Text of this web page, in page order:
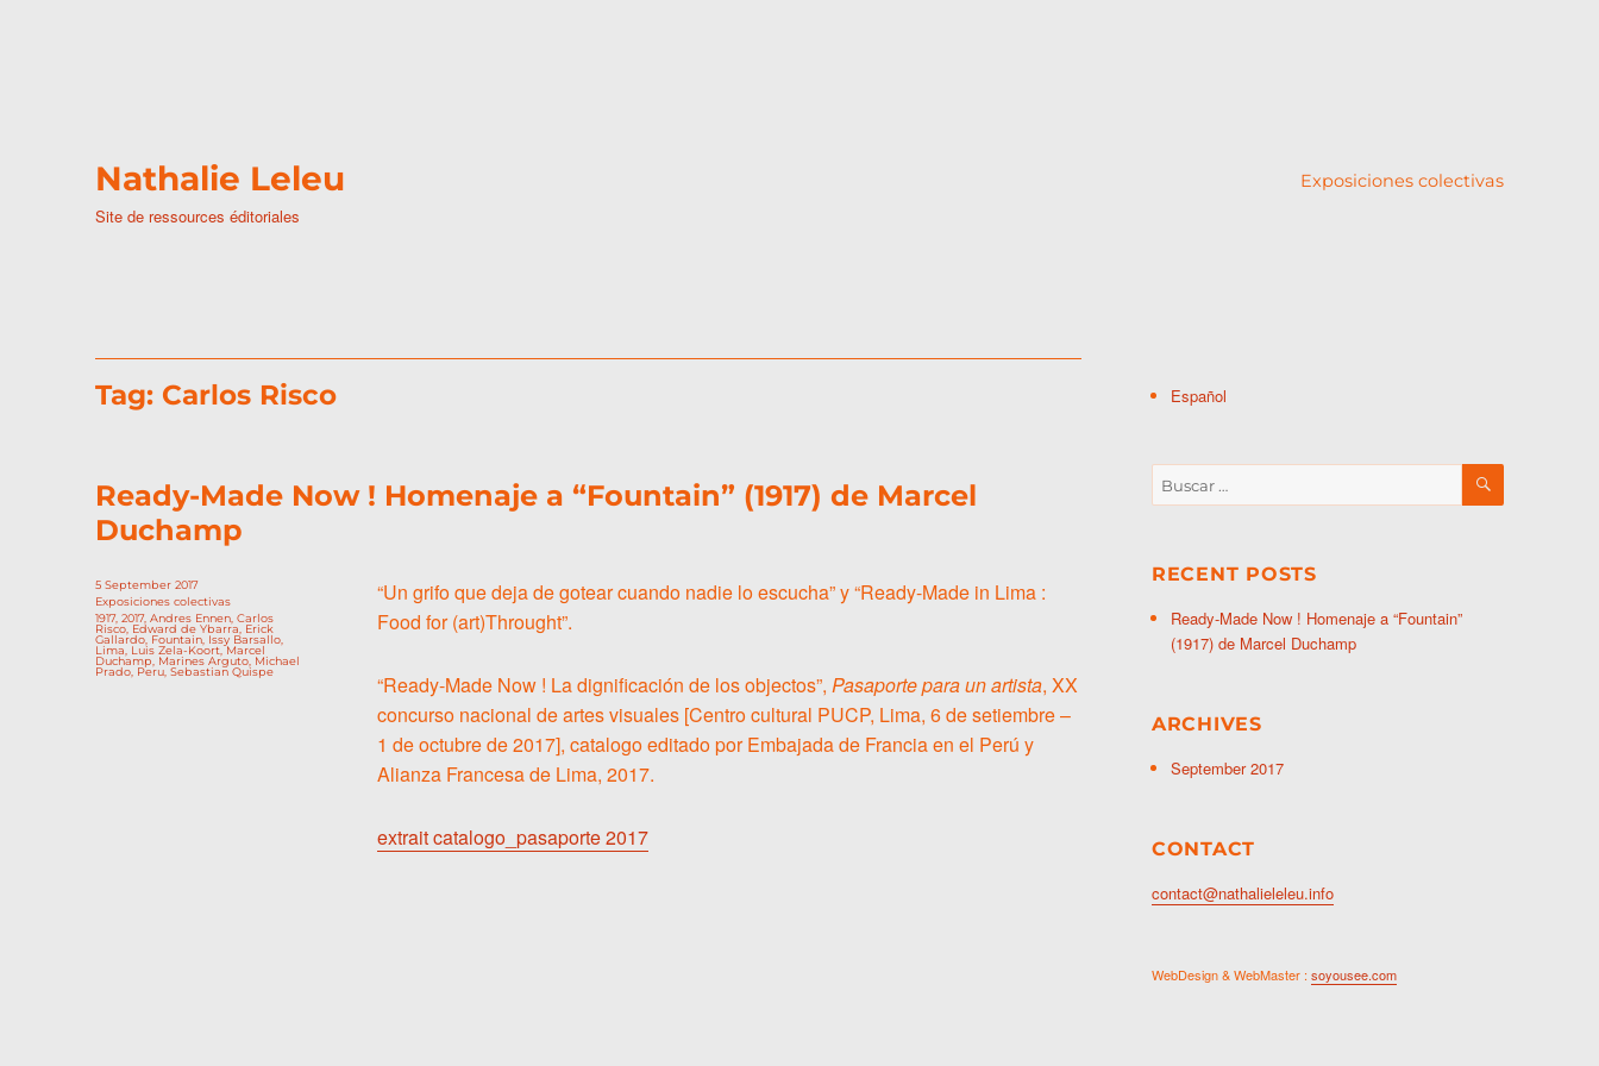
Nathalie Leleu
Site de ressources éditoriales
Exposiciones colectivas
Tag: Carlos Risco
Ready-Made Now ! Homenaje a “Fountain” (1917) de Marcel
Duchamp
“Un grifo que deja de gotear cuando nadie lo escucha” y “Ready-Made in Lima :
Food for (art)Throught”.
“Ready-Made Now ! La dignificación de los objectos”, Pasaporte para un artista, XX
concurso nacional de artes visuales [Centro cultural PUCP, Lima, 6 de setiembre –
1 de octubre de 2017], catalogo editado por Embajada de Francia en el Perú y
Alianza Francesa de Lima, 2017.
extrait catalogo_pasaporte 2017
Publicado
5 September 2017
Categorías
Exposiciones colectivas
Etiquetas
1917,2017,Andres Ennen ,Carlos
Risco Edward de Ybarra
Erick
Gallardo Fountain Issy Barsallo
Lima
Luis Zela-Koort ,Marcel
Duchamp
Marines Arguto Michael
Prado Peru ,Sebastian Quispe
Español
Buscar
por:
BUSCAR
RECENT POSTS
Ready-Made Now ! Homenaje a “Fountain”
(1917) de Marcel Duchamp
ARCHIVES
September 2017
CONTACT
contact@nathalieleleu.info
WebDesign & WebMaster : soyousee.com